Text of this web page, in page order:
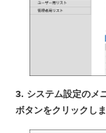
3. システム設定のメ
ボタンをクリックしま